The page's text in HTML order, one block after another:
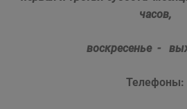
часов,
воскресенье -
Телефоны: